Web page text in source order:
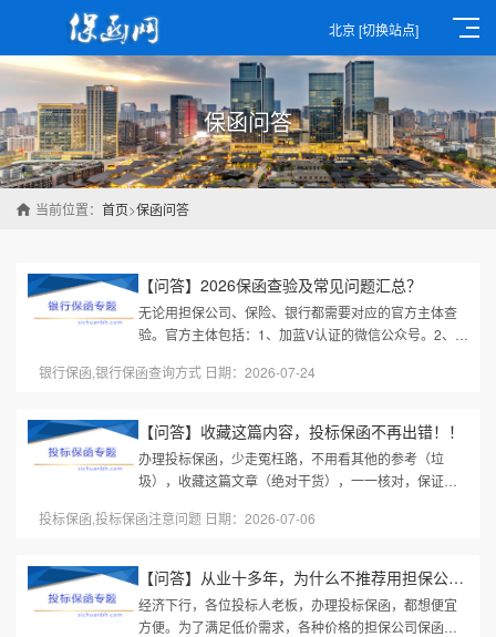
北京[切换站点]
保函问答
当前位置： 首页>保函问答
【问答】2026保函查验及常见问题汇总？
无论用担保公司、保险、银行都需要对应的官方主体查
验。官方主体包括：1、加蓝V认证的微信公众号。2、已
为网站，网站查询最好核验网...
银行保函,银行保函查询方式 日期：2026-07-24
【问答】收藏这篇内容，投标保函不再出错！！
办理投标保函，少走冤枉路，不用看其他的参考（垃
圾），收藏这篇文章（绝对干货），一一核对，保证你
办投标保函时直接找我，我帮你...
投标保函,投标保函注意问题 日期：2026-07-06
【问答】从业十多年，为什么不推荐用担保公司投标保函？？
经济下行，各位投标人老板，办理投标保函，都想便宜
方便。为了满足低价需求，各种价格的担保公司保函都